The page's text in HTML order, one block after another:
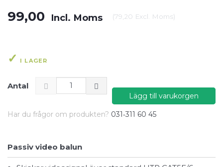
99,00 Incl. Moms (79,20 Excl. Moms)
I LAGER
Antal
Lägg till varukorgen
Har du frågor om produkten? 031‑311 60 45
Passiv video balun